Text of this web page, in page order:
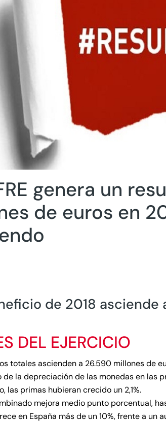
genera un
de euros en
de 2018 asciende
DEL EJERCICIO
totales ascienden a 26.590 millones de
de la depreciación de las monedas en las
las primas hubieran crecido un 2,1%.
mejora medio punto porcentual,
en España más de un 10%, frente a